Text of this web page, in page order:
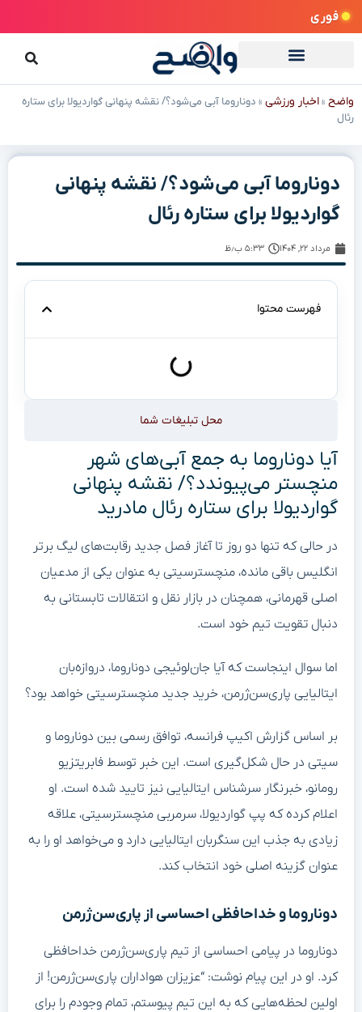
فوری
واضح »اخبار ورزشی » دوناروما آبی می‌شود؟/ نقشه پنهانی گواردیولا برای ستاره
رئال
دوناروما آبی می‌شود؟/ نقشه پنهانی
گواردیولا برای ستاره رئال
مرداد ۲۲, ۱۴۰۴ ۵:۳۳ ب٫ظ
فهرست محتوا
محل تبلیغات شما
آیا دوناروما به جمع آبی‌های شهر
منچستر می‌پیوندد؟/ نقشه پنهانی
گواردیولا برای ستاره رئال مادرید
در حالی که تنها دو روز تا آغاز فصل جدید رقابت‌های لیگ برتر
انگلیس باقی مانده، منچسترسیتی به عنوان یکی از مدعیان
اصلی قهرمانی، همچنان در بازار نقل و انتقالات تابستانی به
دنبال تقویت تیم خود است.
اما سوال اینجاست که آیا جان‌لوئیجی دوناروما، دروازه‌بان
ایتالیایی پاری‌سن‌ژرمن، خرید جدید منچسترسیتی خواهد بود؟
بر اساس گزارش اکیپ فرانسه، توافق رسمی بین دوناروما و
سیتی در حال شکل‌گیری است. این خبر توسط فابریتزیو
رومانو، خبرنگار سرشناس ایتالیایی نیز تایید شده است. او
اعلام کرده که پپ گواردیولا، سرمربی منچسترسیتی، علاقه
زیادی به جذب این سنگربان ایتالیایی دارد و می‌خواهد او را به
عنوان گزینه اصلی خود انتخاب کند.
دوناروما و خداحافظی احساسی از پاری‌سن‌ژرمن
دوناروما در پیامی احساسی از تیم پاری‌سن‌ژرمن خداحافظی
کرد. او در این پیام نوشت: “عزیزان هواداران پاری‌سن‌ژرمن! از
اولین لحظه‌هایی که به این تیم پیوستم، تمام وجودم را برای